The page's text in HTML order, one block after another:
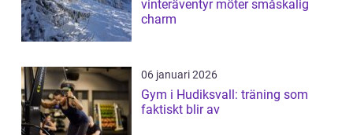
vinteräventyr möter småskalig
charm
06 januari 2026
Gym i Hudiksvall: träning som
faktiskt blir av